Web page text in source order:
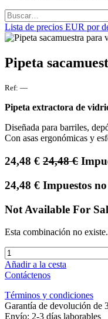
Lista de precios EUR por
Pipeta
Ref: —
Pipeta extractora de
Diseñada para barriles,
Con asas ergonómicas y
24,48 € 24,48€
24,48 € Impuestos
Not Available For
Esta combinación no existe.
Añadir a la cesta
Contáctenos
Términos y condiciones
Garantía de devolución de
Envío: 2-3 días laborables